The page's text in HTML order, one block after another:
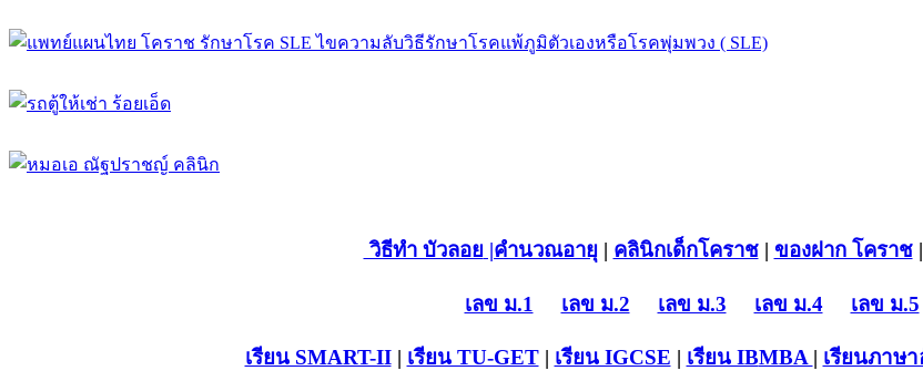
วิธีทำ บัวลอย |คำนวณอายุ | คลินิกเด็กโคราช| ของฝาก โคราช|
เลข ม.1 เลข ม.2 เลข ม.3 เลข ม.4 เลข ม.5
เรียน SMART-II| เรียน TU-GET| เรียน IGCSE | เรียน IBMBA | เรียนภาษ